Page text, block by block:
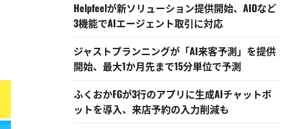
Helpfeelが新ソリューション提供開始、AIOなど
3機能でAIエージェント取引に対応
ジャストプランニングが「AI来客予測」を提供
開始、最大1か月先まで15分単位で予測
ふくおかFGが3行のアプリに生成AIチャットボ
ットを導入、来店予約の入力削減も